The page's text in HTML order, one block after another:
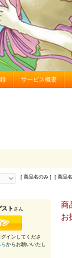
サービス概要
[ 商品名のみ ] [ 商品
商
お
スト さん
インしてくださ
らからお願いいたし